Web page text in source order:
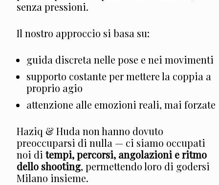
senza pressioni.
Il nostro approccio si basa su:
guida discreta nelle pose e nei movimenti
supporto costante per mettere la coppia a
proprio agio
attenzione alle emozioni reali, mai forzate
Haziq & Huda non hanno dovuto
preoccuparsi di nulla — ci siamo occupati
noi ditempi, percorsi, angolazioni e ritmo
dello shooting, permettendo loro di godersi
Milano insieme.